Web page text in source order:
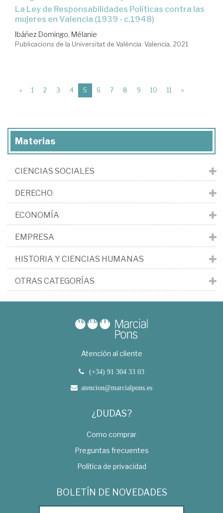
la Ley de Responsabilidades Políticas contra las
mujeres en Valencia (1939 - c.1948)
Ibáñez Domingo, Mélanie
Publicacions de la Universitat de València. Valencia, 2021
« 1 2 3 4 5 (current)
6 7 8 9 10 11 »
Materias
CIENCIAS SOCIALES
DERECHO
ECONOMÍA
EMPRESA
HISTORIA Y CIENCIAS HUMANAS
OTRAS CATEGORÍAS
Atención al cliente
(+34) 91 304 33 03
atencion@marcialpons.es
¿DUDAS?
Como comprar
Preguntas frecuentes
Política de privacidad
BOLETÍN DE NOVEDADES